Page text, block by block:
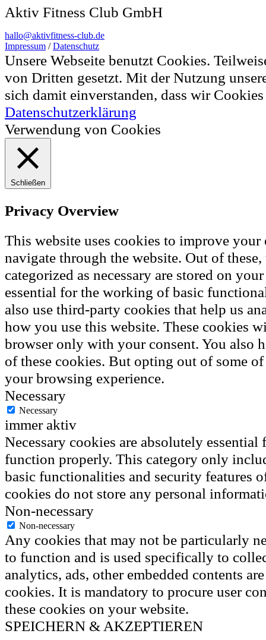
Aktiv Fitness Club GmbH
hallo@aktivfitness-club.de
Impressum /Datenschutz
Unsere Webseite benutzt Cookies.
von Dritten gesetzt. Mit der Nutzung
sich damit einverstanden, dass wir
Datenschutzerklärung
Verwendung von Cookies
Schließen
Privacy Overview
This website uses cookies to improve
navigate through the website. Out of
categorized as necessary are stored on
essential for the working of basic
also use third-party cookies that help us
how you use this website. These cookies
browser only with your consent. You also
of these cookies. But opting out of some
your browsing experience.
Necessary
Necessary
immer aktiv
Necessary cookies are absolutely essential
function properly. This category only
basic functionalities and security features
cookies do not store any personal
Non-necessary
Non-necessary
Any cookies that may not be particularly
to function and is used specifically to
analytics, ads, other embedded contents
cookies. It is mandatory to procure user
these cookies on your website.
SPEICHERN & AKZEPTIEREN